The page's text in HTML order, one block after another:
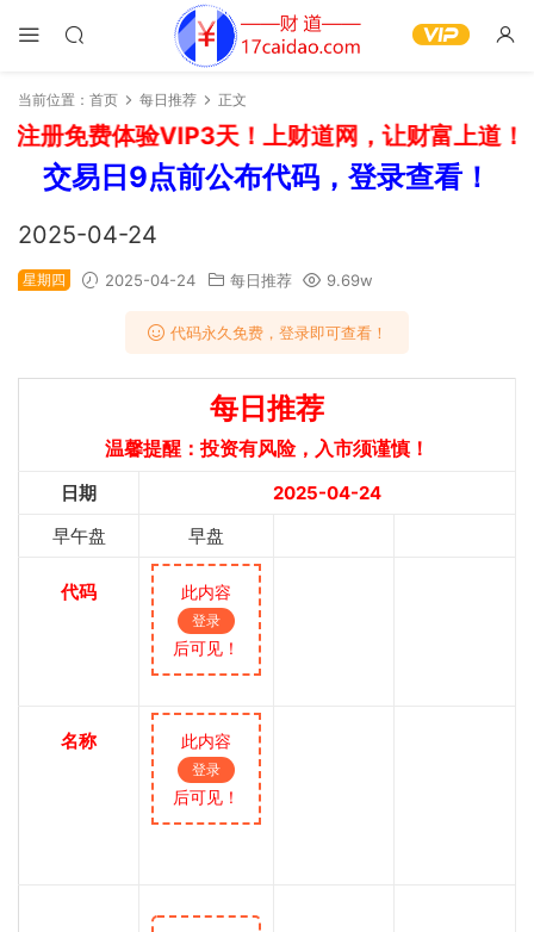
当前位置： 首页 每日推荐 正文
册免费体验VIP3天！上财道网，让财富上道！
交易日9点前公布代码，登录查看！
2025-04-24
星期四 2025-04-24 每日推荐 9.69w
代码永久免费，登录即可查看！
每日推荐
温馨提醒：投资有风险，入市须谨慎！
日期
2025-04-24
早午盘
早盘
代码 此内容
登录
后可见！
名称 此内容
登录
后可见！